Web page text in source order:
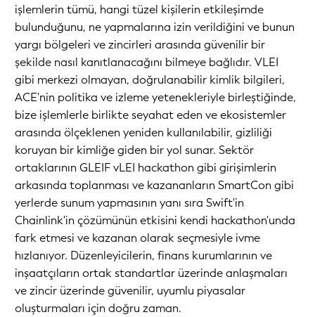
işlemlerin tümü, hangi tüzel kişilerin etkileşimde
bulunduğunu, ne yapmalarına izin verildiğini ve bunun
yargı bölgeleri ve zincirleri arasında güvenilir bir
şekilde nasıl kanıtlanacağını bilmeye bağlıdır. VLEI
gibi merkezi olmayan, doğrulanabilir kimlik bilgileri,
ACE'nin politika ve izleme yetenekleriyle birleştiğinde,
bize işlemlerle birlikte seyahat eden ve ekosistemler
arasında ölçeklenen yeniden kullanılabilir, gizliliği
koruyan bir kimliğe giden bir yol sunar. Sektör
ortaklarının GLEIF vLEI hackathon gibi girişimlerin
arkasında toplanması ve kazananların SmartCon gibi
yerlerde sunum yapmasının yanı sıra Swift'in
Chainlink'in çözümünün etkisini kendi hackathon'unda
fark etmesi ve kazanan olarak seçmesiyle ivme
hızlanıyor. Düzenleyicilerin, finans kurumlarının ve
inşaatçıların ortak standartlar üzerinde anlaşmaları
ve zincir üzerinde güvenilir, uyumlu piyasalar
oluşturmaları için doğru zaman.